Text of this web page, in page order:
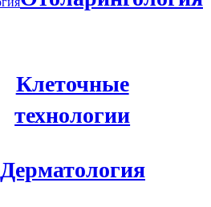
Клеточные
технологии
Дерматология